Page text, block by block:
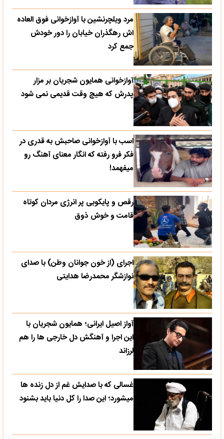
مرد ویلچرنشین با آوازخوانی فوق العاده
اش رهگذران خیابان را دور خودش
جمع کرد
آوازخوانی همایون شجریان بر مزار
پدرش که هیچ وقت قدیمی نمی شود
اسب با آوازخوانی صاحبش به قدری در
فکر فرو رفته که انگار معنای آهنگ رو
میفهمد!
رقص و پایکوبی پر انرژی مردان کوتاه
قامت و خوش ذوق
اجرای (از خون جوانان وطن) با صدای
نوازشگر محمدرضا هدایتی
آواز اصیل ایرانی؛ همایون شجریان با
این اجرا و آهنگش دل خارجی ها را هم
لرزاند
غسالی که با صدایش غم از دل زنده ها
میشورد؛ این صدا را کل دنیا باید بشنود